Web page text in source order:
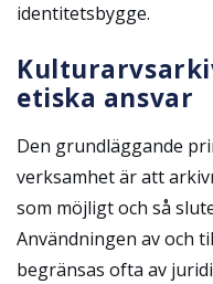
identitetsbygge.
etiska ansvar
Den grundläggande
verksamhet är att
som möjligt och så
Användningen av och
begränsas ofta av